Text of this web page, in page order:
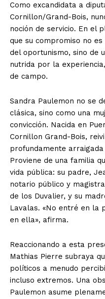
Como excandidata a
Cornillon/Grand-Bois,
noción de servicio. En el
que su compromiso no
del oportunismo, sino de
nutrida por la
de campo.
Sandra Paulemon no se
clásica, sino como una
convicción. Nacida en
Cornillon Grand-Bois,
profundamente
Proviene de una familia
vida pública: su padre,
notario público y
de los Duvalier, y su
Lavalas. «No entré en la
en ella», afirma.
Reaccionando a esta
Mathias Pierre subraya
políticos a menudo
incluso extremos. Una
Paulemon asume